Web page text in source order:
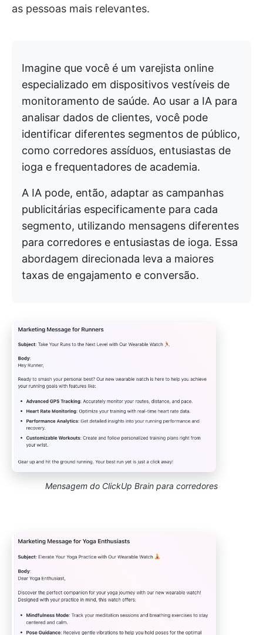
as pessoas mais relevantes.
Imagine que você é um varejista online
especializado em dispositivos vestíveis de
monitoramento de saúde. Ao usar a IA para
analisar dados de clientes, você pode
identificar diferentes segmentos de público,
como corredores assíduos, entusiastas de
ioga e frequentadores de academia.
A IA pode, então, adaptar as campanhas
publicitárias especificamente para cada
segmento, utilizando mensagens diferentes
para corredores e entusiastas de ioga. Essa
abordagem direcionada leva a maiores
taxas de engajamento e conversão.
Mensagem do ClickUp Brain para corredores